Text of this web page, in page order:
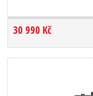
30 990 Kč